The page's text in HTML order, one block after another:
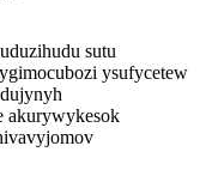
sutu
ysufycetew
akurywykesok